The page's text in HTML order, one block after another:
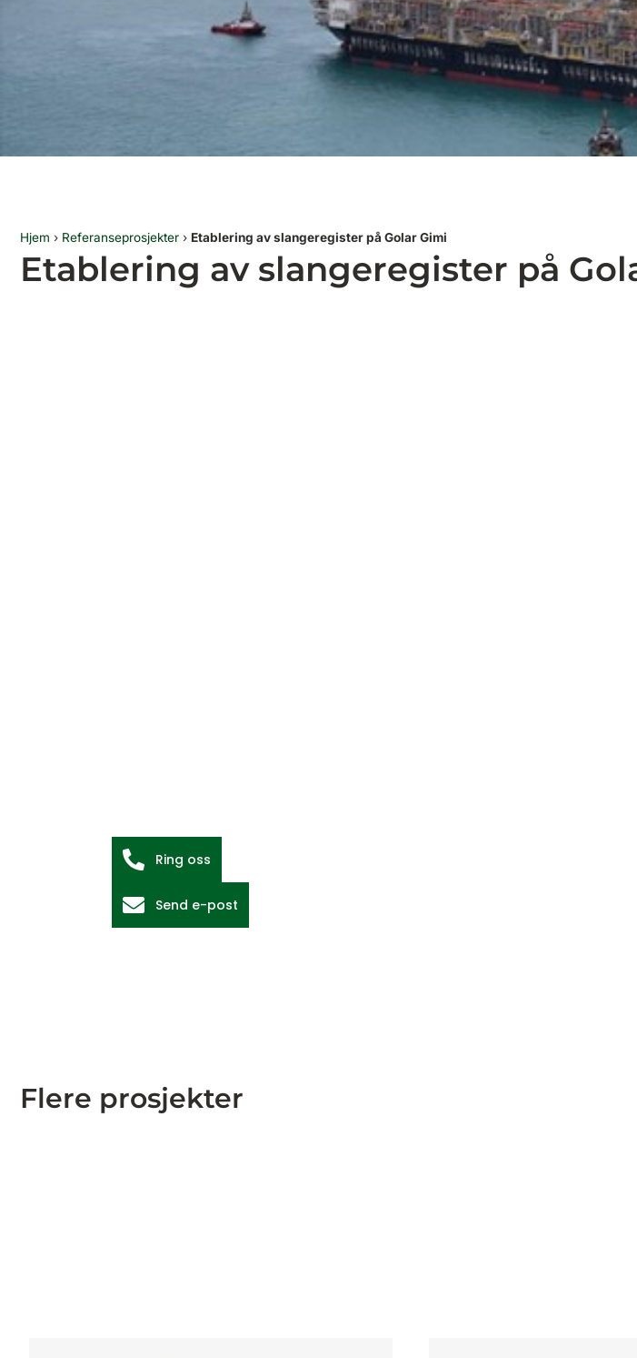
Hjem › Referanseprosjekter › Etablering av slangeregister på Golar Gimi
Etablering av slangeregister på
Flere prosjekter
Ring oss
Send e-post